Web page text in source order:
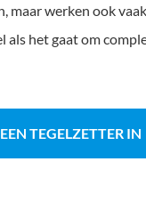
maar werken ook
als het gaat om
TEGELZETTER IN